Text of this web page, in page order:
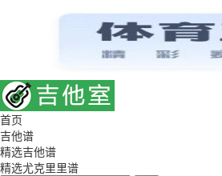
首页
吉他谱
精选吉他谱
精选尤克里里谱